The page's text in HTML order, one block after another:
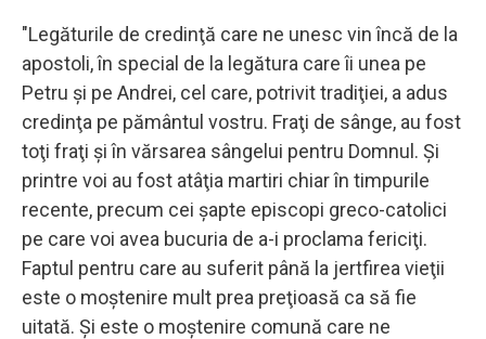
"Legăturile de credinţă care ne unesc vin încă de la
apostoli, în special de la legătura care îi unea pe
Petru şi pe Andrei, cel care, potrivit tradiţiei, a adus
credinţa pe pământul vostru. Fraţi de sânge, au fost
toţi fraţi şi în vărsarea sângelui pentru Domnul. Şi
printre voi au fost atâţia martiri chiar în timpurile
recente, precum cei şapte episcopi greco-catolici
pe care voi avea bucuria de a-i proclama fericiţi.
Faptul pentru care au suferit până la jertfirea vieţii
este o moştenire mult prea preţioasă ca să fie
uitată. Şi este o moştenire comună care ne